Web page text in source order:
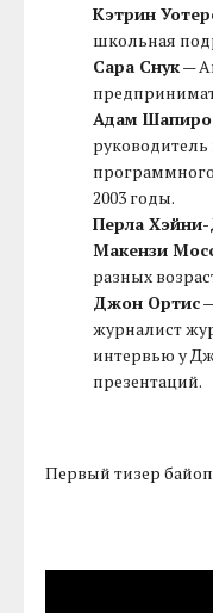
Кэтрин
школьная
Сара Снук—
Адам Шапиро
2003 годы.
Перла
Макензи
разных
Джон Ортис
журналист
интервью у
презентаций.
Первый тизер